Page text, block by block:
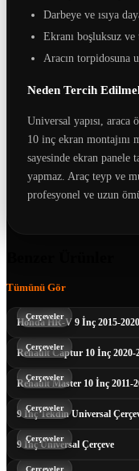
Darbeye ve ısıya
Ekranı boşluksuz
Aracın torpidosuna
Neden Tercih
Universal yapısı,
10 inç ekran montajını
sayesinde ekran panele
yapmaz. Araç teyp ve
profesyonel ve uzun
Tümünü Gör
Honda HR-V 9 İnç 2015-
Çerçeveler
Renault Captur 10 İnç 2020-
Çerçeveler
Renault Master 10 İnç 2011-
Çerçeveler
9 İnç Tekdin Universal
Çerçeveler
9 İnç Universal Çerçeve
Çerçeveler
Çerçeveler